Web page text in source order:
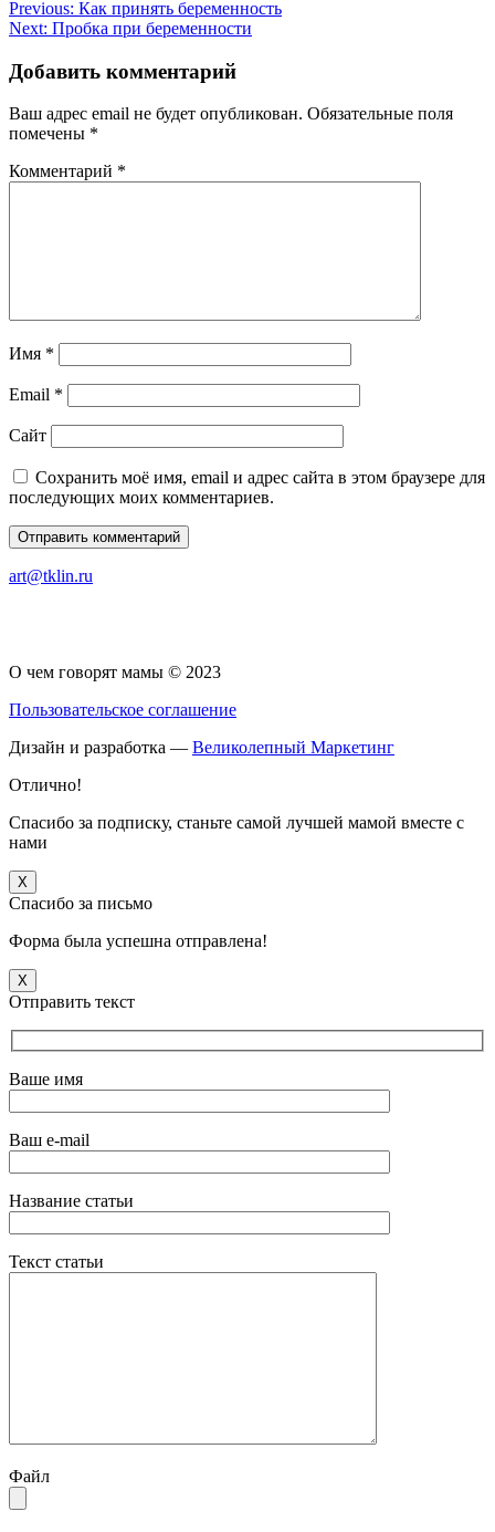
Навигация
по
записям
Previous: Как принять беременность
Next: Пробка при беременности
Добавить комментарий
Ваш адрес email не будет опубликован. Обязательные поля
помечены *
Комментарий *
Имя *
Email *
Сайт
Сохранить моё имя, email и адрес сайта в этом браузере для
последующих моих комментариев.
art@tklin.ru
О чем говорят мамы © 2023
Пользовательское соглашение
Дизайн и разработка — Великолепный Маркетинг
Отлично!
Спасибо за подписку, станьте самой лучшей мамой вместе с
нами
X
Спасибо за письмо
Форма была успешна отправлена!
X
Отправить текст
Ваше имя
Ваш e-mail
Название статьи
Текст статьи
Файл